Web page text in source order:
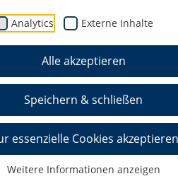
Analytics Externe Inhalte
Alle akzeptieren
Speichern & schließen
essenzielle Cookies akzeptieren
Weitere Informationen anzeigen